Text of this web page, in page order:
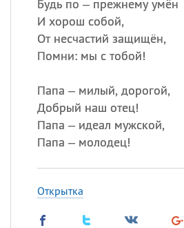
Будь по – прежнему умён
И хорош собой,
От несчастий защищён,
Помни: мы с тобой!
Папа – милый, дорогой,
Добрый наш отец!
Папа – идеал мужской,
Папа – молодец!
Открытка